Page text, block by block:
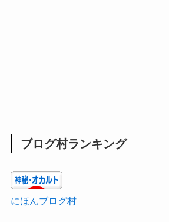
ブログ村ランキング
にほんブログ村